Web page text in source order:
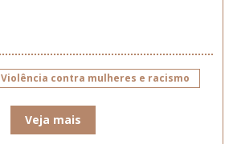
Violência contra mulheres e racismo
Veja mais